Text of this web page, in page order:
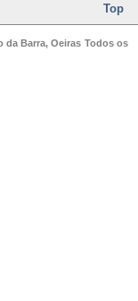
Top
da Barra, Oeiras Todos os